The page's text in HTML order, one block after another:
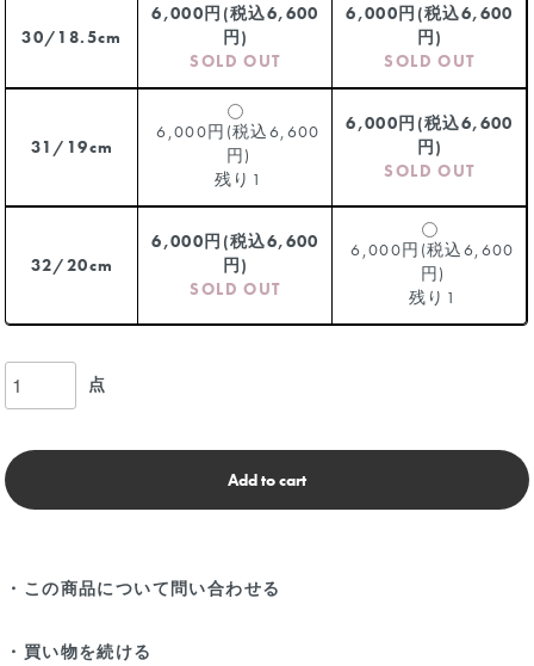
30/18.5cm
6,000円(税込6,600
円)
SOLD OUT
6,000円(税込6,600
円)
SOLD OUT
31/19cm
6,000円(税込6,600
円)
残り1
6,000円(税込6,600
円)
SOLD OUT
32/20cm
6,000円(税込6,600
円)
SOLD OUT
6,000円(税込6,600
円)
残り1
点
Add to cart
・この商品について問い合わせる
・買い物を続ける